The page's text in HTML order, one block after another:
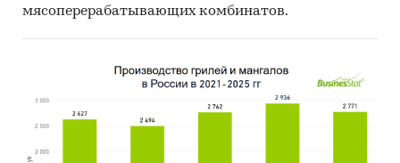
мясоперерабатывающих комбинатов.